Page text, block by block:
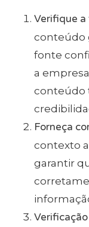
Verifique a
conteúdo
fonte
a
conteúdo
Forneça
contexto
garantir